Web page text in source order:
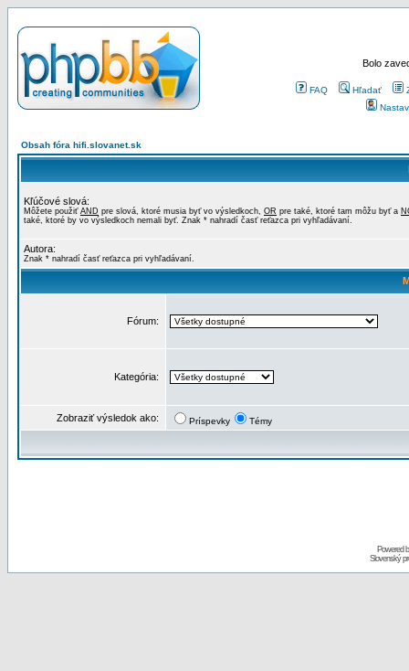
Bolo
FAQ Hľadať
Obsah fóra hifi.slovanet.sk
Kľúčové slová:
Môžete použiť AND pre slová, ktoré musia byť vo výsledkoch, OR pre také, ktoré tam môžu byť a
také, ktoré by vo výsledkoch nemali byť. Znak * nahradí časť reťazca pri vyhľadávaní.
Autora:
Znak * nahradí časť reťazca pri vyhľadávaní.
Fórum:
Kategória:
Zobraziť výsledok ako: Príspevky Témy
Powered
Slovenský